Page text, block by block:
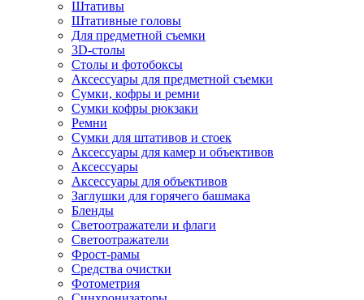
Штативы
Штативные головы
Для предметной съемки
3D-столы
Столы и фотобоксы
Аксессуары для предметной съемки
Сумки, кофры и ремни
Сумки кофры рюкзаки
Ремни
Сумки для штативов и стоек
Аксессуары для камер и объективов
Аксессуары
Аксессуары для объективов
Заглушки для горячего башмака
Бленды
Светоотражатели и флаги
Светоотражатели
Фрост-рамы
Средства очистки
Фотометрия